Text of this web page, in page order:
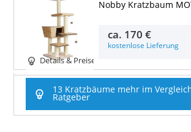
Details & Preise
Nobby Kratzbaum
ca. 170 €
kostenlose Lieferung
13 Kratzbäume mehr im
Ratgeber